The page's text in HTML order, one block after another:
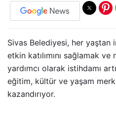
Sivas Belediyesi, her yaştan
etkin katılımını sağlamak
yardımcı olarak istihdamı
eğitim, kültür ve yaşam
kazandırıyor.